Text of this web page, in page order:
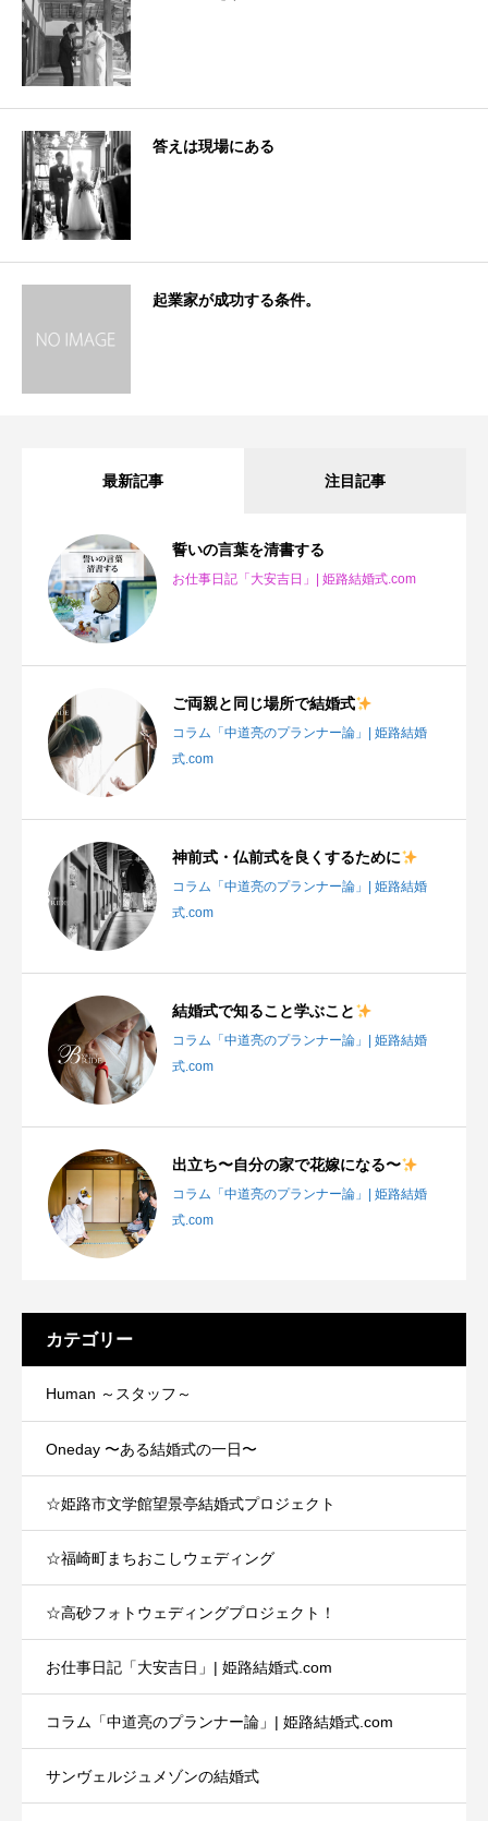
答えは現場にある
起業家が成功する条件。
最新記事 注目記事
誓いの言葉を清書する
お仕事日記「大安吉日」| 姫路結婚式.com
ご両親と同じ場所で結婚式
コラム「中道亮のプランナー論」| 姫路結婚
式.com
神前式・仏前式を良くするために
コラム「中道亮のプランナー論」| 姫路結婚
式.com
結婚式で知ること学ぶこと
コラム「中道亮のプランナー論」| 姫路結婚
式.com
出立ち〜自分の家で花嫁になる〜
コラム「中道亮のプランナー論」| 姫路結婚
式.com
カテゴリー
Human ～スタッフ～
Oneday 〜ある結婚式の一日〜
☆姫路市文学館望景亭結婚式プロジェクト
☆福崎町まちおこしウェディング
☆高砂フォトウェディングプロジェクト！
お仕事日記「大安吉日」| 姫路結婚式.com
コラム「中道亮のプランナー論」| 姫路結婚式.com
サンヴェルジュメゾンの結婚式